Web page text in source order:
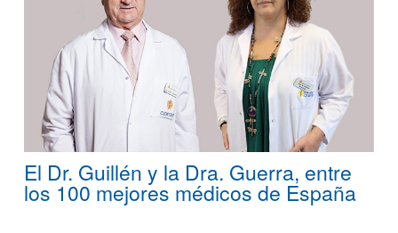
El Dr. Guillén y la Dra. Guerra, entre
los 100 mejores médicos de España